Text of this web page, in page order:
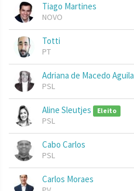
Tiago Martines
NOVO
Totti
PT
Adriana de Macedo Aguila
PSL
Aline Sleutjes Eleito
PSL
Cabo Carlos
PSL
Carlos Moraes